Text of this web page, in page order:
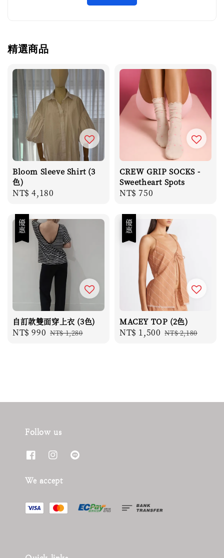
精選商品
Bloom Sleeve Shirt (3
色)
Regular
NT$ 4,180
CREW GRIP SOCKS -
Sweetheart Spots
Regular
NT$ 750
優惠
自訂款雙面穿上衣 (3色)
Sale
NT$ 990 Regular
NT$ 1,280
優惠
MACEY TOP (2色)
Sale
NT$ 1,500 Regular
NT$ 2,180
Follow us
We accept